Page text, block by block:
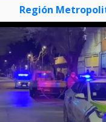
Región